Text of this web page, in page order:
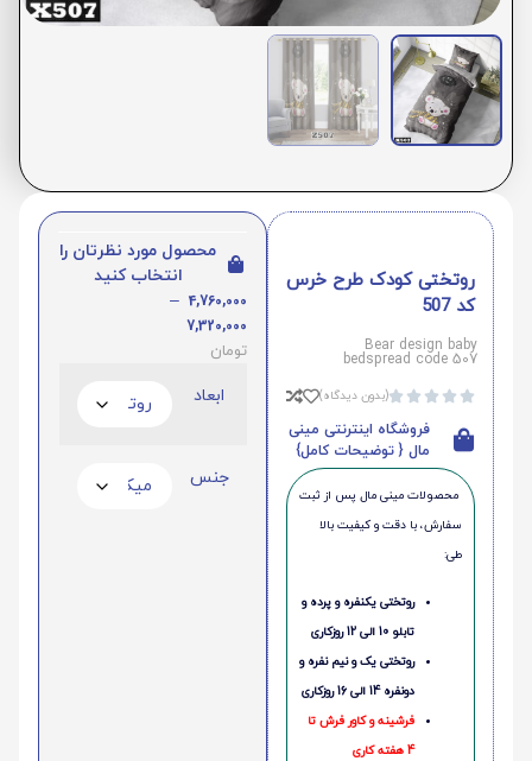
روتختی کودک طرح خرس
کد 507
Bear design baby
bedspread code 507




(بدون دیدگاه)
فروشگاه اینترنتی مینی
مال { توضیحات کامل}
محصولات مینی‌ مال پس از ثبت
سفارش، با دقت و کیفیت بالا
طی:
روتختی یکنفره و پرده و
تابلو 10 الی 12 روزکاری
روتختی یک و نیم نفره و
دونفره 14 الی 16 روزکاری
فرشینه و کاور فرش تا
4 هفته کاری
محصول مورد نظرتان را
انتخاب کنید
4,760,000
–
7,320,000
تومان
ابعاد
جنس